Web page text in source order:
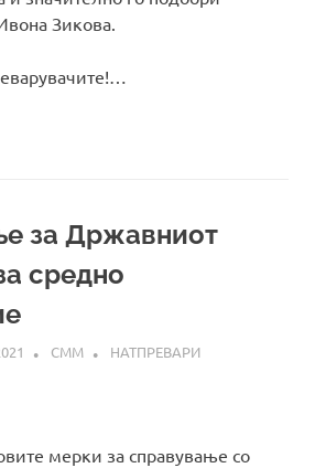
Зикова.
за Државниот
средно
СММ НАТПРЕВАРИ
мерки за справување со